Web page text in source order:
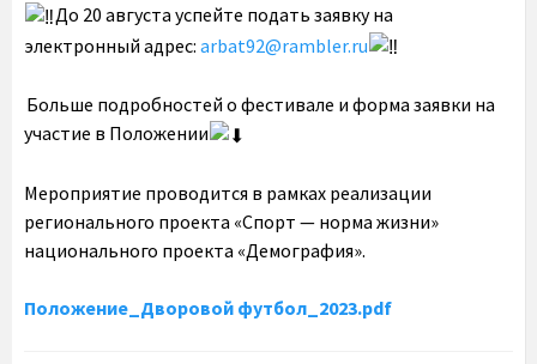
До 20 августа успейте подать заявку на
электронный адрес: arbat92@rambler.ru
Больше подробностей о фестивале и форма заявки на
участие в Положении
Мероприятие проводится в рамках реализации
регионального проекта «Спорт — норма жизни»
национального проекта «Демография».
Положение_Дворовой футбол_2023.pdf